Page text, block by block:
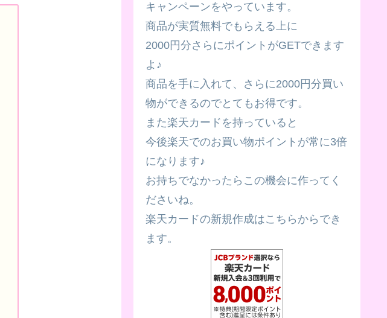
キャンペーンをやっています。
商品が実質無料でもらえる上に
2000円分さらにポイントがGETできます
よ♪
商品を手に入れて、さらに2000円分買い
物ができるのでとてもお得です。
また楽天カードを持っていると
今後楽天でのお買い物ポイントが常に3倍
になります♪
お持ちでなかったらこの機会に作ってく
ださいね。
楽天カードの新規作成はこちらからでき
ます。